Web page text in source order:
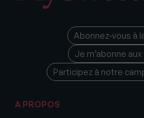
Abonnez-vous à
Je m’abonne
Participez à notre
A PROPOS